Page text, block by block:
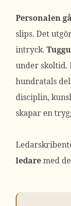
Personalen
slips. Det
intryck.
under
hundratals
disciplin,
skapar en
ledaremed